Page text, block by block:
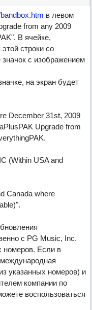
в левом
from any 2009
В ячейке,
строки со
с изображением
на экран будет
December 31st, 2009
Upgrade from
(Within USA and
Canada where
с PG Music, Inc.
номеров. Если в
указанных номеров) и
компании по
воспользоваться